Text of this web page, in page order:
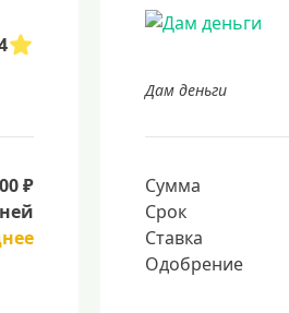
₽
Дам деньги
Сумма
Срок
Ставка
Одобрение